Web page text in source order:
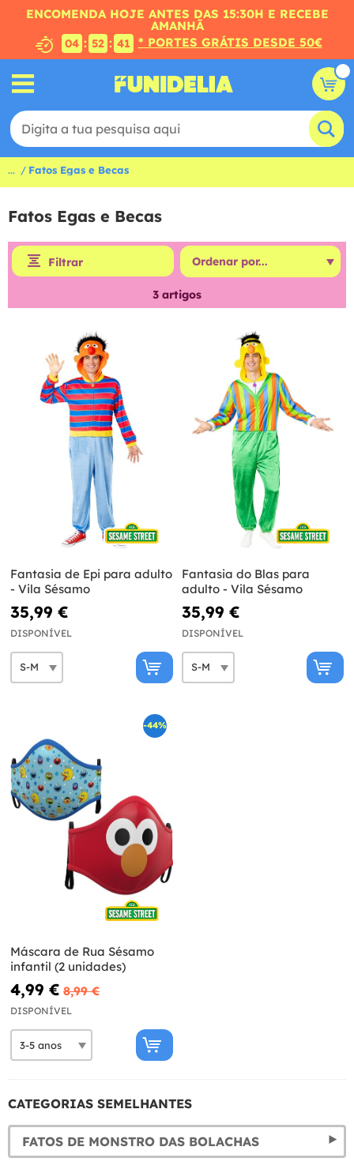
ENCOMENDA HOJE ANTES DAS 15:30H E RECEBE
AMANHÃ
04 : 52 : 40 * PORTES GRÁTIS DESDE 50€
... Fatos Egas e Becas
Fatos Egas e Becas
Filtrar
3 artigos
Fantasia de Epi para adulto
- Vila Sésamo
35,99 €
DISPONÍVEL
Fantasia do Blas para
adulto - Vila Sésamo
35,99 €
DISPONÍVEL
-44%
Máscara de Rua Sésamo
infantil (2 unidades)
4,99 € 8,99 €
DISPONÍVEL
CATEGORIAS SEMELHANTES
FATOS DE MONSTRO DAS BOLACHAS